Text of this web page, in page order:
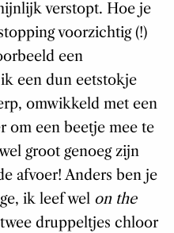
verstopt. Hoe je
voorzichtig (!)
een
een dun eetstokje
omwikkeld met een
om een beetje mee te
groot genoeg zijn
afvoer! Anders ben je
ik leef wel on the
druppeltjes chloor